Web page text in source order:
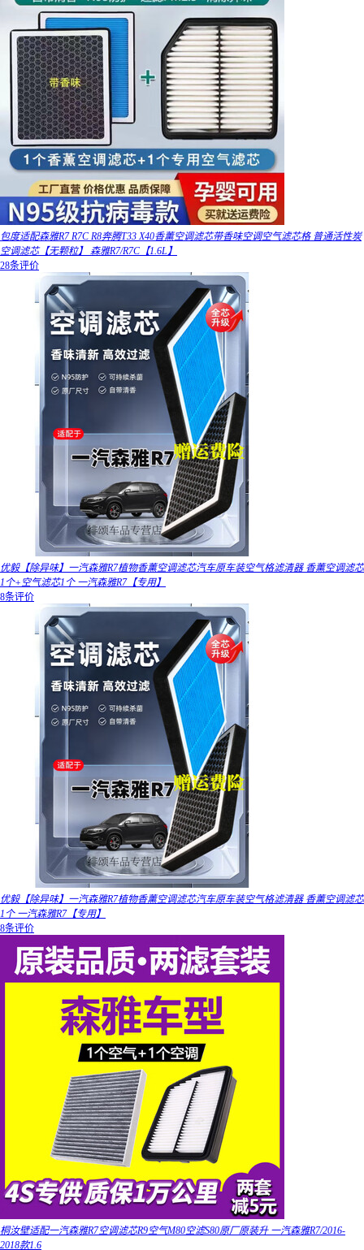
包度适配森雅R7 R7C R8奔腾T33 X40香薰空调滤芯带香味空调空气滤芯格 普通活性炭
空调滤芯【无颗粒】 森雅R7/R7C【1.6L】
28条评价
优毅【除异味】一汽森雅R7植物香薰空调滤芯汽车原车装空气格滤清器 香薰空调滤芯
1个+空气滤芯1个 一汽森雅R7【专用】
8条评价
优毅【除异味】一汽森雅R7植物香薰空调滤芯汽车原车装空气格滤清器 香薰空调滤芯
1个 一汽森雅R7【专用】
8条评价
桐汝壁适配一汽森雅R7空调滤芯R9空气M80空滤S80原厂原装升 一汽森雅R7/2016-
2018款1.6